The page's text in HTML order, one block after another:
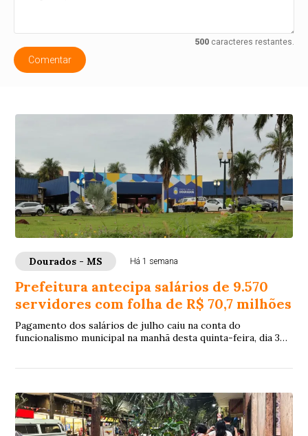
500caracteres restantes.
Comentar
Dourados - MS Há 1 semana
Prefeitura antecipa salários de 9.570
servidores com folha de R$ 70,7 milhões
Pagamento dos salários de julho caiu na conta do
funcionalismo municipal na manhã desta quinta-feira, dia 30